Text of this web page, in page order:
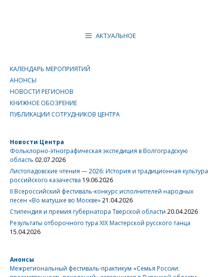
АКТУАЛЬНОЕ
КАЛЕНДАРЬ МЕРОПРИЯТИЙ
АНОНСЫ
НОВОСТИ РЕГИОНОВ
КНИЖНОЕ ОБОЗРЕНИЕ
ПУБЛИКАЦИИ СОТРУДНИКОВ ЦЕНТРА
Новости Центра
Фольклорно-этнографическая экспедиция в Волгоградскую
область 02.07.2026
Листопадовские чтения — 2026: История и традиционная культура
российского казачества 19.06.2026
II Всероссийский фестиваль-конкурс исполнителей народных
песен «Во матушке во Москве»21.04.2026
Стипендия и премия губернатора Тверской области 20.04.2026
Результаты отборочного тура XIX Мастерской русского танца
15.04.2026
Анонсы
Межрегиональный фестиваль-практикум «Семья России: